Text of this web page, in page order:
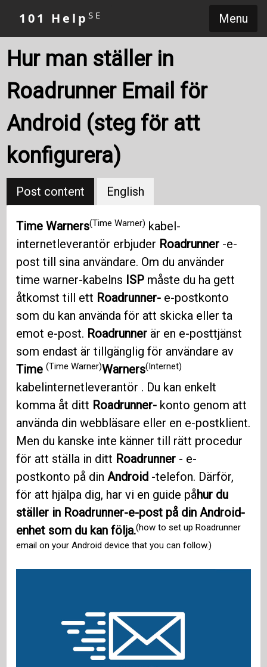
Menu
101 Help SE
Hur man ställer in
Roadrunner Email för
Android (steg för att
konfigurera)
Post content English
Time Warners(Time Warner) kabel-
internetleverantör erbjuder Roadrunner -e-
post till sina användare. Om du använder
time warner-kabelns ISP måste du ha gett
åtkomst till ett Roadrunner- e-postkonto
som du kan använda för att skicka eller ta
emot e-post. Roadrunner är en e-posttjänst
som endast är tillgänglig för användare av
Time(Time Warner)Warners(Internet)
kabelinternetleverantör . Du kan enkelt
komma åt ditt Roadrunner- konto genom att
använda din webbläsare eller en e-postklient.
Men du kanske inte känner till rätt procedur
för att ställa in ditt Roadrunner - e-
postkonto på dinAndroid -telefon. Därför,
för att hjälpa dig, har vi en guide påhur du
ställer in Roadrunner-e-post på din Android-
enhet som du kan följa.(how to set up Roadrunner
email on your Android device that you can follow.)